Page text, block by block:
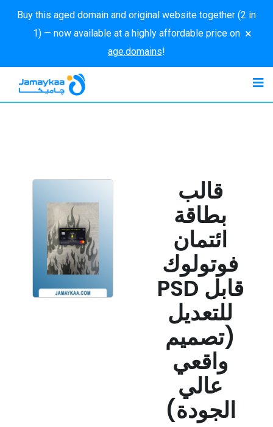
Buy this aged domain and original website together (2 in
1) — now available at a highly affordable price on
age.domains!
×
قالب
بطاقة
ائتمان
فوتولوك
PSD قابل
للتعديل
(تصميم
واقعي
عالي
الجودة)